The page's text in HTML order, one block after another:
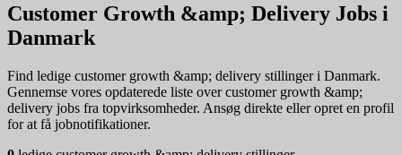
Customer Growth &amp; Delivery Jobs i
Danmark
Find ledige customer growth &amp; delivery stillinger i Danmark.
Gennemse vores opdaterede liste over customer growth &amp;
delivery jobs fra topvirksomheder. Ansøg direkte eller opret en profil
for at få jobnotifikationer.